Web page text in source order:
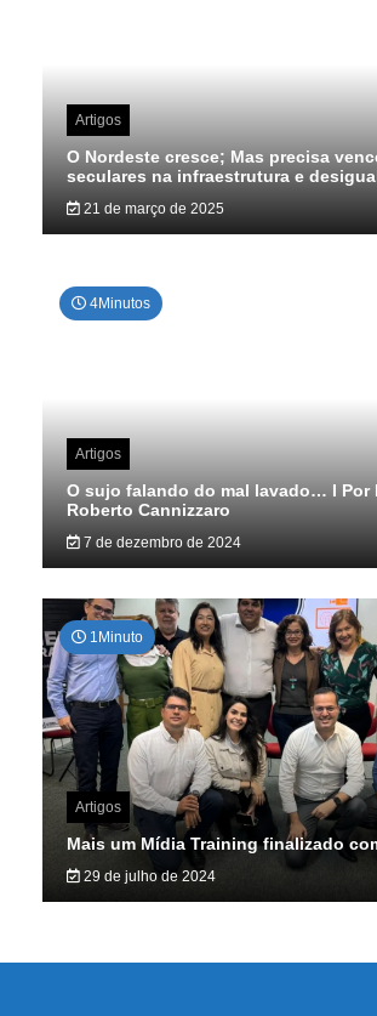
Artigos
O Nordeste cresce; Mas precisa
seculares na infraestrutura e
21 de março de 2025
4Minutos
Artigos
O sujo falando do mal lavado… I Por
Roberto Cannizzaro
7 de dezembro de 2024
1Minuto
Artigos
Mais um Mídia Training finalizado
29 de julho de 2024